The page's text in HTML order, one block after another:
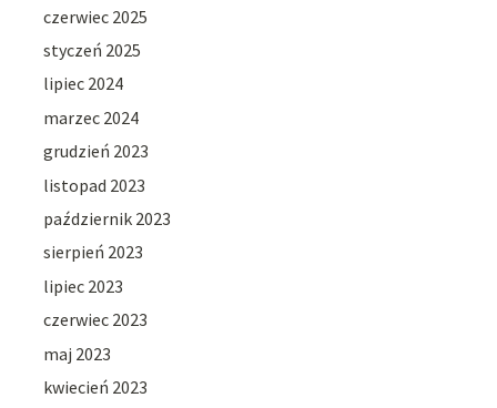
czerwiec 2025
styczeń 2025
lipiec 2024
marzec 2024
grudzień 2023
listopad 2023
październik 2023
sierpień 2023
lipiec 2023
czerwiec 2023
maj 2023
kwiecień 2023